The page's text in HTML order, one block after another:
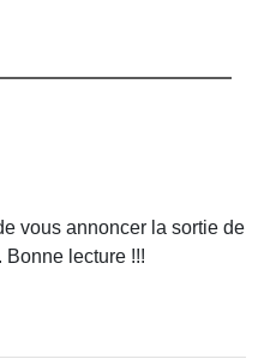
vous annoncer la sortie de
Bonne lecture !!!